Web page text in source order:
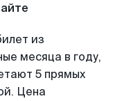
из
месяца в году,
5 прямых
Цена